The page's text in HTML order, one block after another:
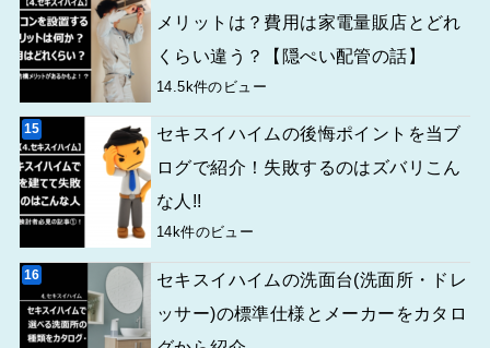
メリットは？費用は家電量販店とどれ
くらい違う？【隠ぺい配管の話】
14.5k件のビュー
セキスイハイムの後悔ポイントを当ブ
ログで紹介！失敗するのはズバリこん
な人!!
14k件のビュー
セキスイハイムの洗面台(洗面所・ドレ
ッサー)の標準仕様とメーカーをカタロ